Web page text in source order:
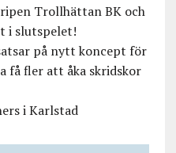
Trollhättan BK och
i slutspelet!
på nytt koncept för
få fler att åka skridskor
i Karlstad